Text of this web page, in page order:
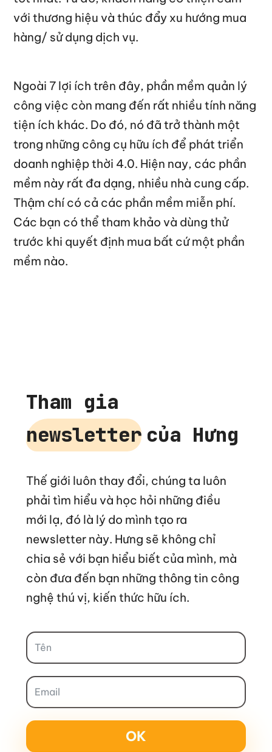
với thương hiệu và thúc đẩy xu hướng mua
hàng/ sử dụng dịch vụ.
Ngoài 7 lợi ích trên đây, phần mềm quản lý
công việc còn mang đến rất nhiều tính năng
tiện ích khác. Do đó, nó đã trở thành một
trong những công cụ hữu ích để phát triển
doanh nghiệp thời 4.0. Hiện nay, các phần
mềm này rất đa dạng, nhiều nhà cung cấp.
Thậm chí có cả các phần mềm miễn phí.
Các bạn có thể tham khảo và dùng thử
trước khi quyết định mua bất cứ một phần
mềm nào.
Tham gia
newsletter của Hưng
Thế giới luôn thay đổi, chúng ta luôn
phải tìm hiểu và học hỏi những điều
mới lạ, đó là lý do mình tạo ra
newsletter này. Hưng sẽ không chỉ
chia sẻ với bạn hiểu biết của mình, mà
còn đưa đến bạn những thông tin công
nghệ thú vị, kiến thức hữu ích.
OK